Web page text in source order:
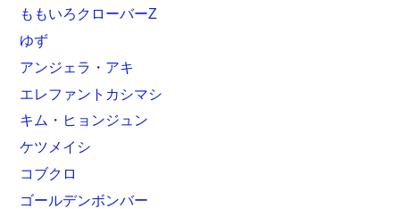
ももいろクローバーZ
ゆず
アンジェラ・アキ
エレファントカシマシ
キム・ヒョンジュン
ケツメイシ
コブクロ
ゴールデンボンバー